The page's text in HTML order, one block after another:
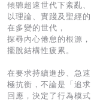
傾聽超速世代下紊亂
以理論、實踐及聖經
在多變的世代，
探尋內心倦怠的根源，
擺脫結構性疲累。
在要求持續進步、急
極抗衡，不論是「追
回應，決定了行為模